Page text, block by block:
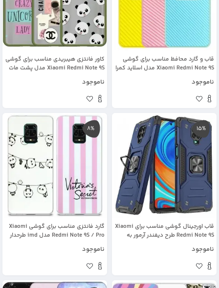
قاب و گارد محافظ مناسب برای گوشی
Xiaomi Redmi Note 9S مدل اسلاید کمرا
ناموجود
کاور فانتزی هیبریدی مناسب برای گوشی
Xiaomi Redmi Note 9S مدل پشت مات
ناموجود
15%
قاب اورجینال گوشی مناسب برای Xiaomi
Redmi Note 9S طرح دیفندر آرمور به
Phone
ناموجود
8%
گارد فانتزی مناسب برای گوشی Xiaomi
Redmi Note 9S / Pro مدل imd طرحدار
ناموجود